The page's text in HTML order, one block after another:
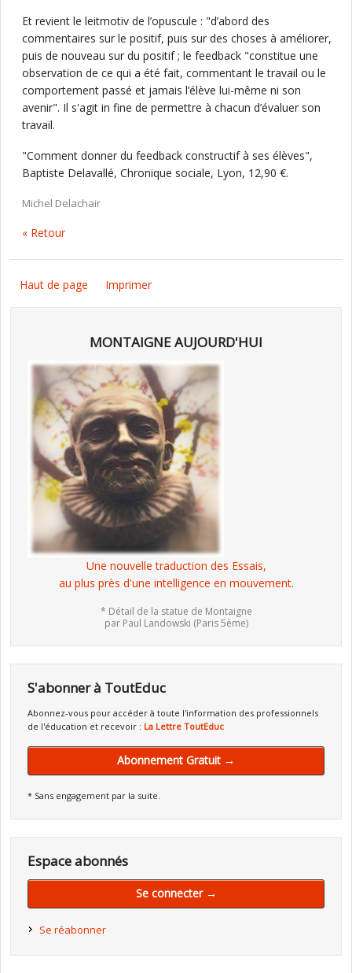
Et revient le leitmotiv de l’opuscule : "d’abord des
commentaires sur le positif, puis sur des choses à améliorer,
puis de nouveau sur du positif ; le feedback "constitue une
observation de ce qui a été fait, commentant le travail ou le
comportement passé et jamais l’élève lui-même ni son
avenir". Il s'agit in fine de permettre à chacun d’évaluer son
travail.
"Comment donner du feedback constructif à ses élèves",
Baptiste Delavallé, Chronique sociale, Lyon, 12,90 €.
Michel Delachair
« Retour
Haut de page Imprimer
MONTAIGNE AUJOURD'HUI
Une nouvelle traduction des Essais,
au plus près d'une intelligence en mouvement.
* Détail de la statue de Montaigne
par Paul Landowski (Paris 5ème)
S'abonner à ToutEduc
Abonnez-vous pour accéder à toute l'information des professionnels
de l'éducation et recevoir : La Lettre ToutEduc
Abonnement Gratuit →
* Sans engagement par la suite.
Espace abonnés
Se connecter →
Se réabonner